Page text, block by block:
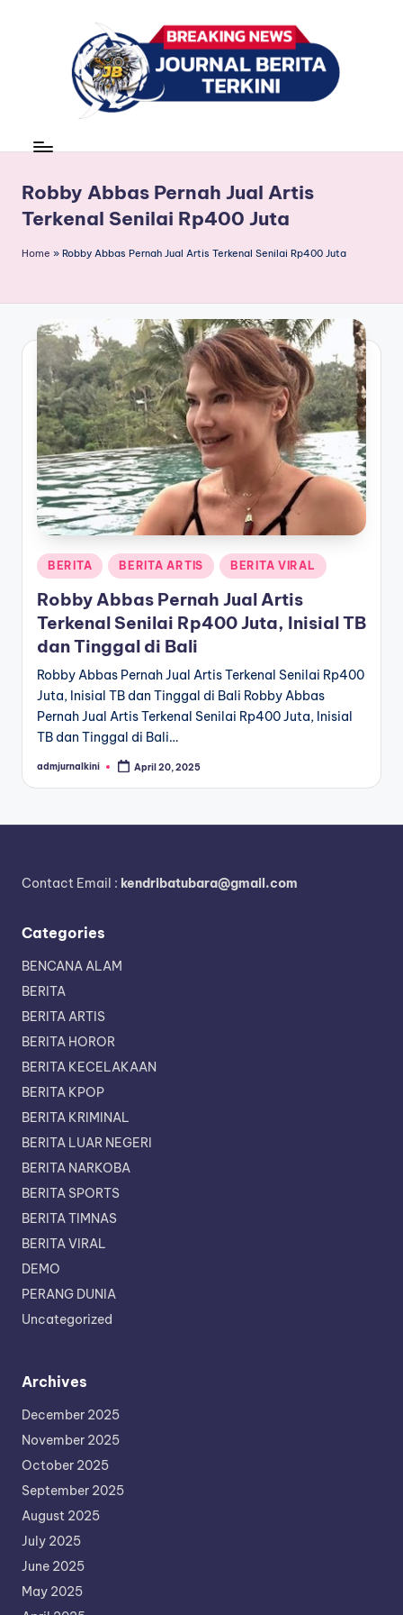
r
n
a
B
e
ri
t
a
T
e
r
k
n
news
Robby Abbas Pernah Jual Artis
Terkenal Senilai Rp400 Juta
Home » Robby Abbas Pernah Jual Artis Terkenal Senilai Rp400 Juta
Posted
in
BERITA BERITA ARTIS BERITA VIRAL
Robby Abbas Pernah Jual Artis
Terkenal Senilai Rp400 Juta, Inisial TB
dan Tinggal di Bali
Robby Abbas Pernah Jual Artis Terkenal Senilai Rp400
Juta, Inisial TB dan Tinggal di Bali Robby Abbas
Pernah Jual Artis Terkenal Senilai Rp400 Juta, Inisial
TB dan Tinggal di Bali…
Posted
admjurnalkini April 20, 2025
Contact Email : kendribatubara@gmail.com
Categories
BENCANA ALAM
BERITA
BERITA ARTIS
BERITA HOROR
BERITA KECELAKAAN
BERITA KPOP
BERITA KRIMINAL
BERITA LUAR NEGERI
BERITA NARKOBA
BERITA SPORTS
BERITA TIMNAS
BERITA VIRAL
DEMO
PERANG DUNIA
Uncategorized
Archives
December 2025
November 2025
October 2025
September 2025
August 2025
July 2025
June 2025
May 2025